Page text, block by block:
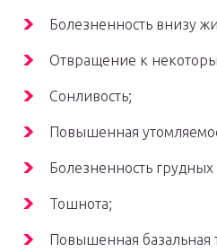
Болезненность внизу
Отвращение к
Сонливость;
Повышенная
Болезненность грудных
Тошнота;
Повышенная базальная